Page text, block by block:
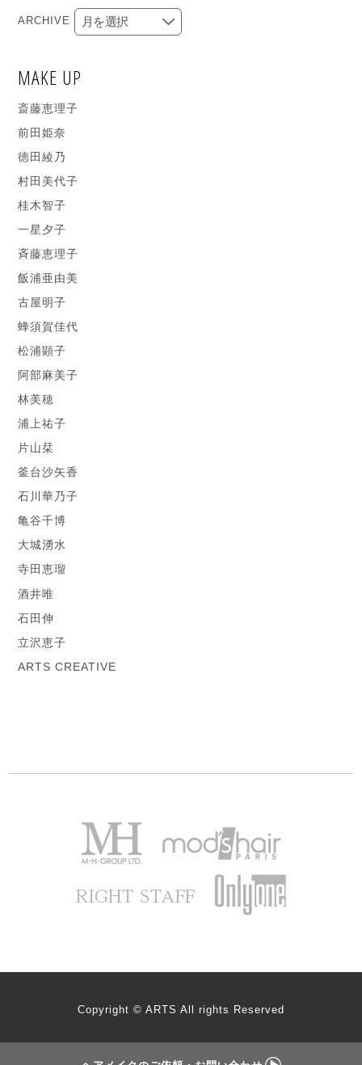
ARCHIVE
MAKE UP
斎藤恵理子
前田姫奈
徳田綾乃
村田美代子
桂木智子
一星夕子
斉藤恵理子
飯浦亜由美
古屋明子
蜂須賀佳代
松浦顕子
阿部麻美子
林美穂
浦上祐子
片山栞
釜台沙矢香
石川華乃子
亀谷千博
大城湧水
寺田恵瑠
酒井唯
石田伸
立沢恵子
ARTS CREATIVE
Copyright © ARTS All rights Reserved